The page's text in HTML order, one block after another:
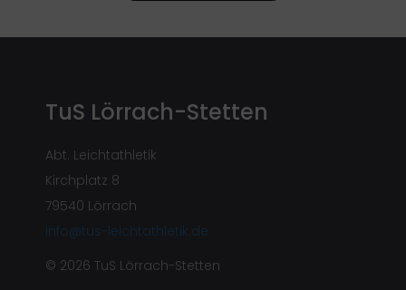
TuS Lörrach-Stetten
Abt. Leichtathletik
Kirchplatz 8
79540 Lörrach
info@tus-leichtathletik.de
© 2026 TuS Lörrach-Stetten